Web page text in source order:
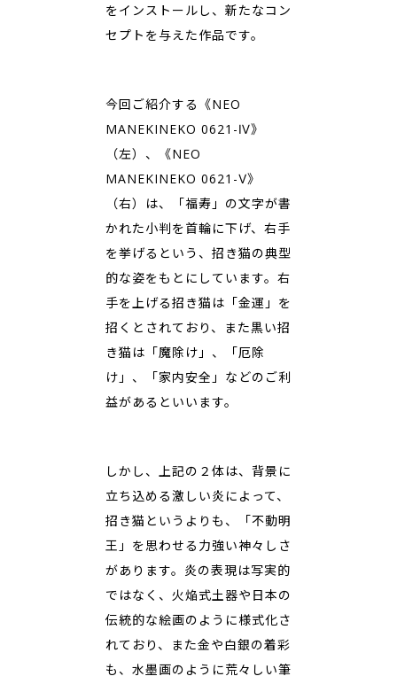
をインストールし、新たなコン
セプトを与えた作品です。
今回ご紹介する《NEO
MANEKINEKO 0621-Ⅳ》
（左）、《NEO
MANEKINEKO 0621-Ⅴ》
（右）は、「福寿」の文字が書
かれた小判を首輪に下げ、右手
を挙げるという、招き猫の典型
的な姿をもとにしています。右
手を上げる招き猫は「金運」を
招くとされており、また黒い招
き猫は「魔除け」、「厄除
け」、「家内安全」などのご利
益があるといいます。
しかし、上記の２体は、背景に
立ち込める激しい炎によって、
招き猫というよりも、「不動明
王」を思わせる力強い神々しさ
があります。炎の表現は写実的
ではなく、火焔式土器や日本の
伝統的な絵画のように様式化さ
れており、また金や白銀の着彩
も、水墨画のように荒々しい筆